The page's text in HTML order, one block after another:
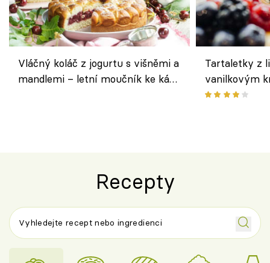
Vláčný koláč z jogurtu s višněmi a
mandlemi – letní moučník ke kávě
Tartaletky z
vanilkovým
ovocem
Recepty